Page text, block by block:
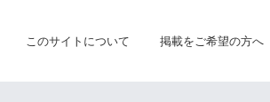
このサイトについて 掲載をご希望の方へ